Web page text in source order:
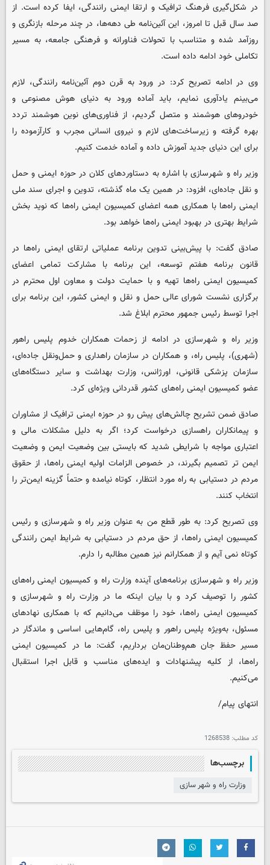
در شکل‌گیری فرهنگ ترافیک و ارتقا ایمنی رانندگی، ایفا کرده است. از
صد سال قبل تا امروز، این آئین‌نامه طی دهه‌ها، در چند مرحله بازنگری و
روزآمد شده و متناسب با تحولات فناورانه و فرهنگی جامعه، به مسیر
تکاملی خود ادامه داده است.
وی در ادامه تصریح کرد: در ورود به قرن دوم آئین‌نامه رانندگی، لازم
می‌بینم یادآوری نمایم، باید آماده ورود به دنیای هوش مصنوعی و
خودروهای هوشمند و متصل گردیم، از فناوری‌های نوین هوشمند تردد
بهره گرفته و زیرساخت‌های لازم و نیروی انسانی مجرب و کارآزموده را
برای این دنیای جدید آموزش داده و آماده خدمت کنیم.
وزیر راه و شهرسازی با اشاره به دستاوردهای کلان در حوزه ایمنی و حمل
و نقل جاده‌ای، افزود: در همین یک ماه گذشته، تدوین و اجرای سند ملی
ایمنی راه‌ها با همکاری همه اعضای کمیسیون ایمنی راه‌ها که نوید بخش
شرایط بهتری در بهبود ایمنی راه‌ها خواهد بود.
صادق گفت: با پیش‌بینی تدوین برنامه عملیاتی ارتقای ایمنی راه‌ها در
قانون برنامه هفتم توسعه، این برنامه با مشارکت تمامی اعضای
کمیسیون ایمنی راه‌ها تهیه و با حمایت دولت و معاون اول محترم در
برگزاری نشست شورای عالی حمل و نقل و ایمنی کشور، این برنامه برای
اجرا توسط رئیس جمهور محترم ابلاغ شد.
وزیر راه و شهرسازی در ادامه از زحمات همکاران خدوم پلیس راهور
(شهری)، پلیس راه، و همکاران در سازمان راهداری و حمل‌ونقل جاده‌ای،
سازمان پزشکی قانونی، اورژانس، وزارت بهداشت و سایر دستگاه‌های
عضو کمیسیون ایمنی راه‌های کشور قدردانی ویژه‌ای کرد.
صادق ضمن تشریح چالش‌های پیش رو در حوزه ایمنی ترافیک از مشاوران
و پیمانکاران راهسازی درخواست کرد؛ اگر به دلیل مشکلات مالی و
اعتباری مواجه با شرایطی شدید که بایستی بین وضعیت ایمن و وضعیت
ایمن تر تصمیم بگیرند، در خصوص الزامات اولیه ایمنی راه‌ها، از حقوق
مردم در دستیابی به راه مورد انتظار، کوتاه نیامده و حتماً گزینه ایمن‌تر را
انتخاب کنند.
وی تصریح کرد: به طور قطع من به عنوان وزیر راه و شهرسازی و رئیس
کمیسیون ایمنی راه‌ها، از حق مردم در دستیابی به شرایط ایمن رانندگی
کوتاه نمی آیم و از همکارانم نیز همین مطالبه را دارم.
وزیر راه و شهرسازی برنامه‌های آینده وزارت راه و کمیسیون ایمنی راه‌های
کشور را توصیف کرد و با بیان اینکه ما در وزارت راه و شهرسازی و
کمیسیون ایمنی راه‌ها، خود را موظف می‌دانیم که با همکاری نهادهای
مسئول، به‌ویژه پلیس راهور و پلیس راه، گام‌هایی اساسی و ماندگار در
مسیر حفظ جان هم‌وطنان‌مان برداریم، گفت: ما در کمیسیون ایمنی
راه‌ها، از کلیه پیشنهادات و ایده‌های مناسب و قابل اجرا استقبال
می‌کنیم.
انتهای پیام/
کد مطلب: 1268538
برچسب‌ها
وزارت راه و شهر سازی